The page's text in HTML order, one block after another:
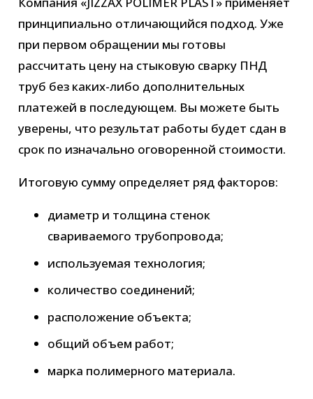
принципиально отличающийся подход. Уже
при первом обращении мы готовы
рассчитать цену на стыковую сварку ПНД
труб без каких-либо дополнительных
платежей в последующем. Вы можете быть
уверены, что результат работы будет сдан в
срок по изначально оговоренной стоимости.
Итоговую сумму определяет ряд факторов:
диаметр и толщина стенок
свариваемого трубопровода;
используемая технология;
количество соединений;
расположение объекта;
общий объем работ;
марка полимерного материала.